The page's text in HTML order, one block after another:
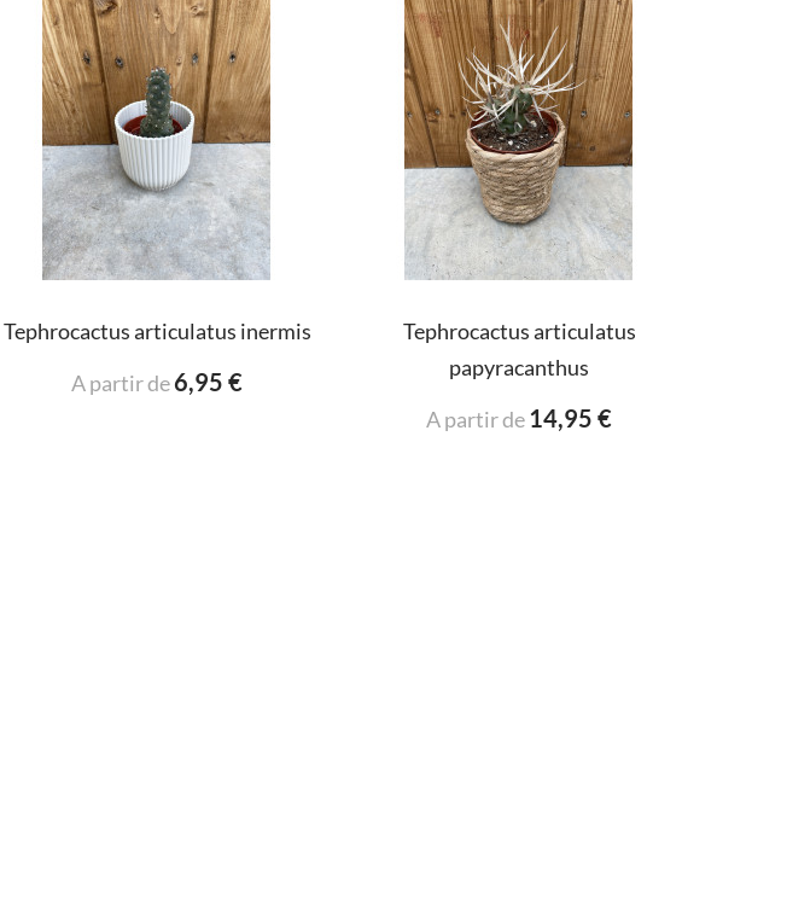
Tephrocactus articulatus inermis
A partir de6,95 €
Tephrocactus articulatus
papyracanthus
A partir de 14,95 €